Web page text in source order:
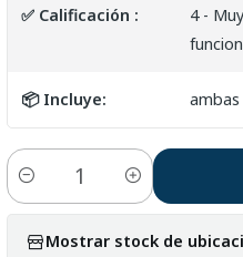
✅ Calificación :
4 -
📦 Incluye:
Cantidad
Mostrar stock de